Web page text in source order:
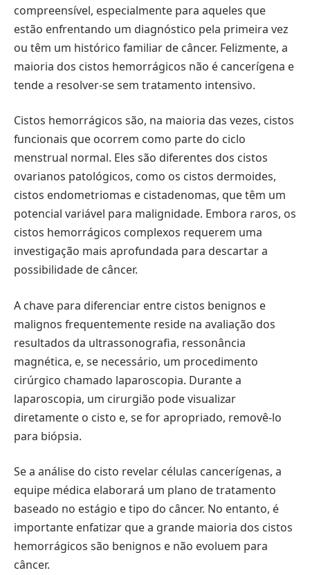
compreensível, especialmente para aqueles que
estão enfrentando um diagnóstico pela primeira vez
ou têm um histórico familiar de câncer. Felizmente, a
maioria dos cistos hemorrágicos não é cancerígena e
tende a resolver-se sem tratamento intensivo.
Cistos hemorrágicos são, na maioria das vezes, cistos
funcionais que ocorrem como parte do ciclo
menstrual normal. Eles são diferentes dos cistos
ovarianos patológicos, como os cistos dermoides,
cistos endometriomas e cistadenomas, que têm um
potencial variável para malignidade. Embora raros, os
cistos hemorrágicos complexos requerem uma
investigação mais aprofundada para descartar a
possibilidade de câncer.
A chave para diferenciar entre cistos benignos e
malignos frequentemente reside na avaliação dos
resultados da ultrassonografia, ressonância
magnética, e, se necessário, um procedimento
cirúrgico chamado laparoscopia. Durante a
laparoscopia, um cirurgião pode visualizar
diretamente o cisto e, se for apropriado, removê-lo
para biópsia.
Se a análise do cisto revelar células cancerígenas, a
equipe médica elaborará um plano de tratamento
baseado no estágio e tipo do câncer. No entanto, é
importante enfatizar que a grande maioria dos cistos
hemorrágicos são benignos e não evoluem para
câncer.